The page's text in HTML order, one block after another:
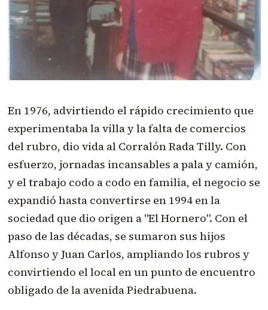
En 1976, advirtiendo el rápido crecimiento que
experimentaba la villa y la falta de comercios
del rubro, dio vida al Corralón Rada Tilly. Con
esfuerzo, jornadas incansables a pala y camión,
y el trabajo codo a codo en familia, el negocio se
expandió hasta convertirse en 1994 en la
sociedad que dio origen a "El Hornero". Con el
paso de las décadas, se sumaron sus hijos
Alfonso y Juan Carlos, ampliando los rubros y
convirtiendo el local en un punto de encuentro
obligado de la avenida Piedrabuena.